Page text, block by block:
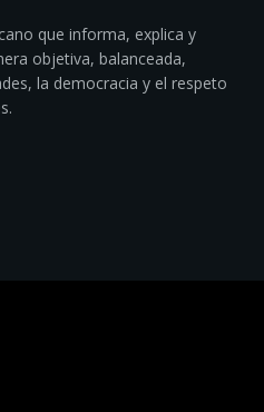
que informa, explica y
objetiva, balanceada,
la democracia y el respeto